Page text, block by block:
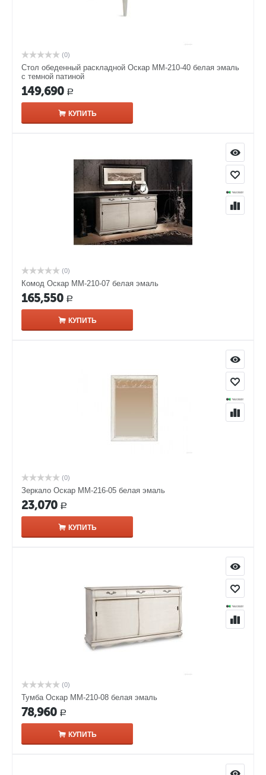
(0)
Стол обеденный раскладной Оскар ММ-210-40 белая эмаль
с темной патиной
149,690 Р
КУПИТЬ
(0)
Комод Оскар ММ-210-07 белая эмаль
165,550 Р
КУПИТЬ
(0)
Зеркало Оскар ММ-216-05 белая эмаль
23,070 Р
КУПИТЬ
(0)
Тумба Оскар ММ-210-08 белая эмаль
78,960 Р
КУПИТЬ